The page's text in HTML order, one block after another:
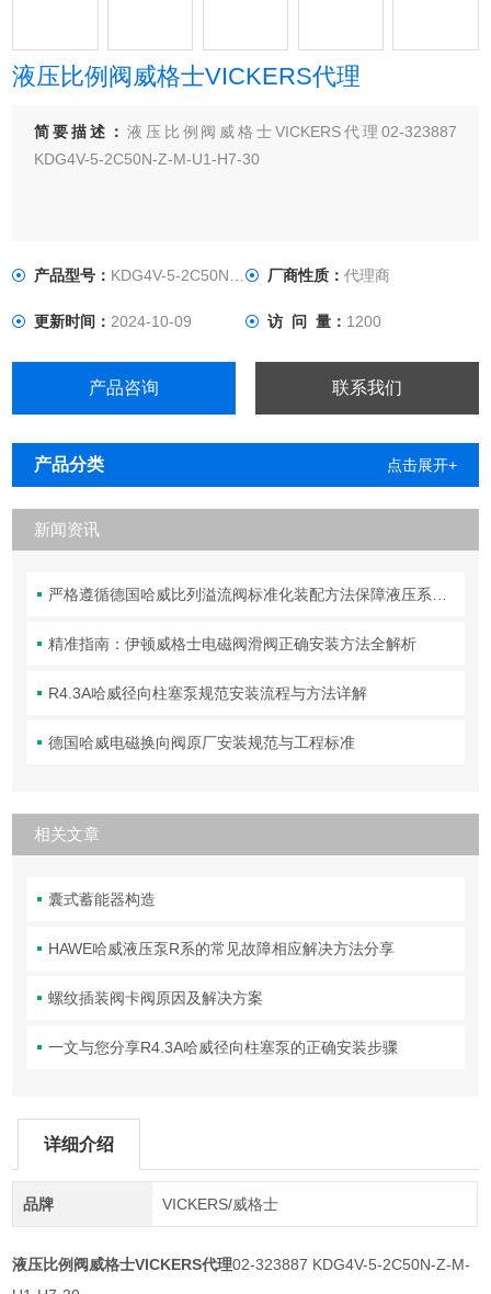
液压比例阀威格士VICKERS代理
简要描述： 液压比例阀威格士VICKERS代理02-323887
KDG4V-5-2C50N-Z-M-U1-H7-30
产品型号： KDG4V-5-2C50N-Z-M-U1H730 厂商性质： 代理商
更新时间：2024-10-09 访 问 量： 1200
产品咨询 联系我们
产品分类 点击展开+
新闻资讯
严格遵循德国哈威比列溢流阀标准化装配方法保障液压系统压力调控精准可靠
精准指南：伊顿威格士电磁阀滑阀正确安装方法全解析
R4.3A哈威径向柱塞泵规范安装流程与方法详解
德国哈威电磁换向阀原厂安装规范与工程标准
相关文章
囊式蓄能器构造
HAWE哈威液压泵R系的常见故障相应解决方法分享
螺纹插装阀卡阀原因及解决方案
一文与您分享R4.3A哈威径向柱塞泵的正确安装步骤
详细介绍
品牌 VICKERS/威格士
液压比例阀威格士VICKERS代理02-323887 KDG4V-5-2C50N-Z-M-